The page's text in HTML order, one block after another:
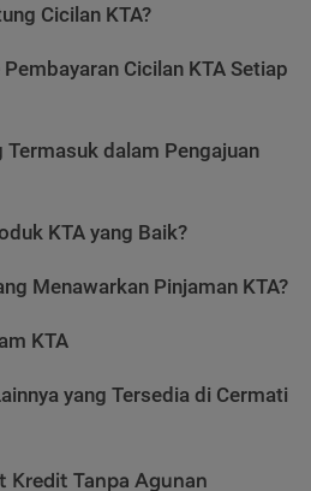
Cicilan KTA?
Cicilan KTA Setiap
Termasuk dalam Pengajuan
KTA yang Baik?
Menawarkan Pinjaman KTA?
KTA
yang Tersedia di Cermati
Kredit Tanpa Agunan